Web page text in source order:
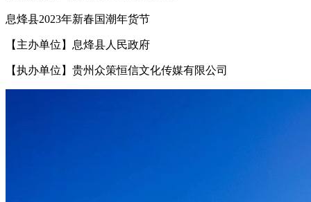
息烽县2023年新春国潮年货节
【主办单位】息烽县人民政府
【执办单位】贵州众策恒信文化传媒有限公司